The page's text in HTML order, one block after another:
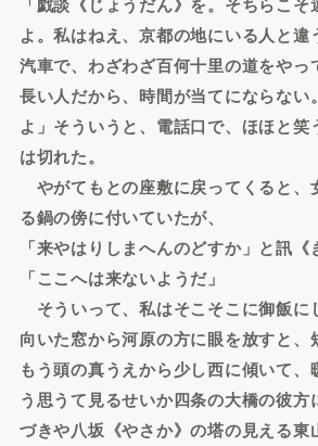
よ。私はねえ、京都の地にいる人と
汽車で、わざわざ百何十里の道をやっ
長い人だから、時間が当てにならない
よ」そういうと、電話口で、ほほと
は切れた。
やがてもとの座敷に戻ってくると、
る鍋の傍に付いていたが、
「来やはりしまへんのどすか」と訊《
「ここへは来ないようだ」
そういって、私はそこそこに御飯に
向いた窓から河原の方に眼を放すと、
もう頭の真うえから少し西に傾いて、
う思うて見るせいか四条の大橋の彼
づきや八坂《やさか》の塔の見える東